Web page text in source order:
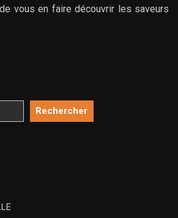
vous en faire découvrir les saveurs
Rechercher